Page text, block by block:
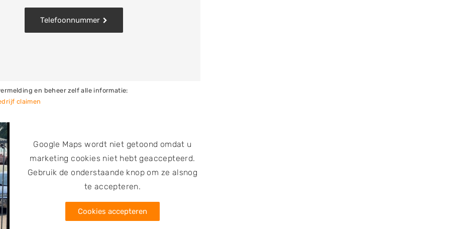
en radio’s. Deze onderdelen worden
je snel op de hoogte bent of het juiste
Als je je sloopauto inlevert, krijg je meestal een
Telefoonnummer
en beheer zelf alle informatie:
claimen
Google Maps wordt niet getoond omdat u
marketing cookies niet hebt geaccepteerd.
Gebruik de onderstaande knop om ze alsnog
te accepteren.
Cookies accepteren